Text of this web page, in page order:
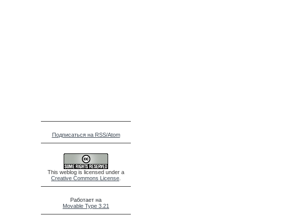
Подписаться на RSS/Atom
This weblog is licensed under a
Creative Commons License
Работает на
Movable Type 3.21